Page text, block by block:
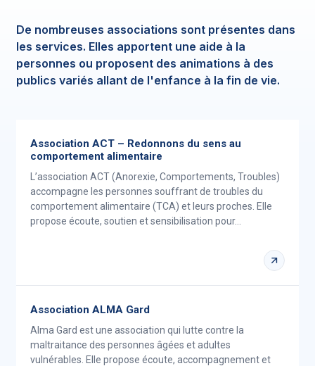
De nombreuses associations sont présentes dans
les services. Elles apportent une aide à la
personnes ou proposent des animations à des
publics variés allant de l'enfance à la fin de vie.
Association ACT – Redonnons du sens au
comportement alimentaire
L’association ACT (Anorexie, Comportements, Troubles)
accompagne les personnes souffrant de troubles du
comportement alimentaire (TCA) et leurs proches. Elle
propose écoute, soutien et sensibilisation pour…
Association ALMA Gard
Alma Gard est une association qui lutte contre la
maltraitance des personnes âgées et adultes
vulnérables. Elle propose écoute, accompagnement et